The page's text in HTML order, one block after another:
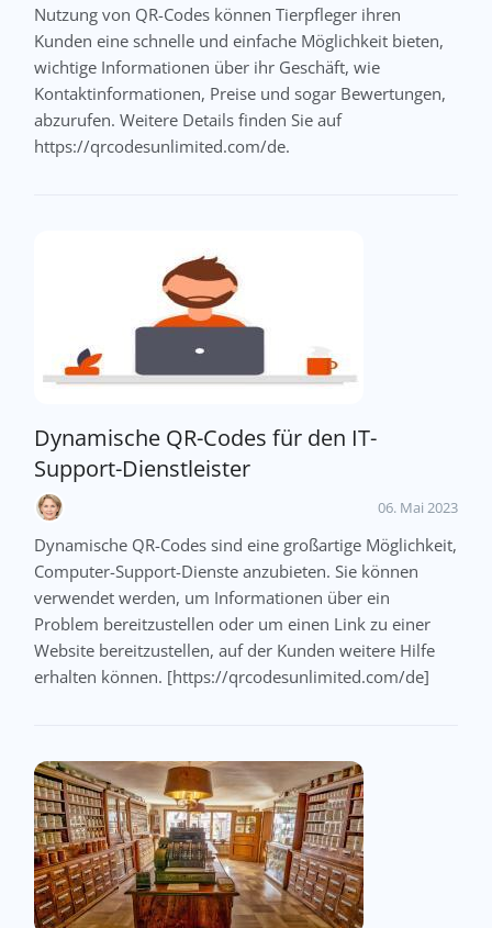
Nutzung von QR-Codes können Tierpfleger ihren
Kunden eine schnelle und einfache Möglichkeit bieten,
wichtige Informationen über ihr Geschäft, wie
Kontaktinformationen, Preise und sogar Bewertungen,
abzurufen. Weitere Details finden Sie auf
https://qrcodesunlimited.com/de.
Dynamische QR-Codes für den IT-
Support-Dienstleister
06. Mai 2023
Dynamische QR-Codes sind eine großartige Möglichkeit,
Computer-Support-Dienste anzubieten. Sie können
verwendet werden, um Informationen über ein
Problem bereitzustellen oder um einen Link zu einer
Website bereitzustellen, auf der Kunden weitere Hilfe
erhalten können. [https://qrcodesunlimited.com/de]